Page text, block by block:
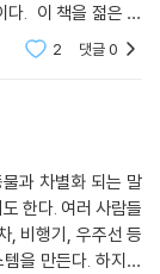
다. 이 책을 젊은 사
고맙고 자랑스럽
2 댓글0
과 차별화 되는 말
한다. 여러 사람들
, 비행기, 우주선 등
을 만든다. 하지만